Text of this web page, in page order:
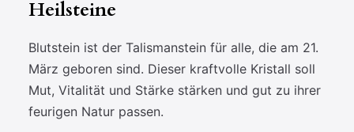
Heilsteine
Blutstein ist der Talismanstein für alle, die am 21.
März geboren sind. Dieser kraftvolle Kristall soll
Mut, Vitalität und Stärke stärken und gut zu ihrer
feurigen Natur passen.